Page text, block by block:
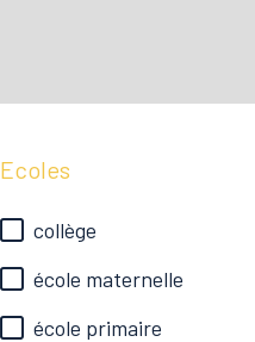
Ecoles
collège
école maternelle
école primaire